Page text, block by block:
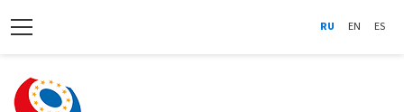
RU EN ES